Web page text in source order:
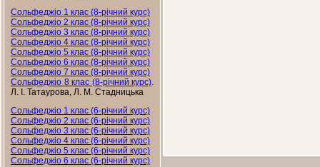
Сольфеджіо 1 клас (8-річний курс)
Сольфеджіо 2 клас (8-річний курс)
Сольфеджіо 3 клас (8-річний курс)
Сольфеджіо 4 клас (8-річний курс)
Сольфеджіо 5 клас (8-річний курс)
Сольфеджіо 6 клас (8-річний курс)
Сольфеджіо 7 клас (8-річний курс)
Сольфеджіо 8 клас (8-річний курс).
Л. І. Татаурова, Л. М. Стадницька
Сольфеджіо 1 клас (6-річний курс)
Сольфеджіо 2 клас (6-річний курс)
Сольфеджіо 3 клас (6-річний курс)
Сольфеджіо 4 клас (6-річний курс)
Сольфеджіо 5 клас (6-річний курс)
Сольфеджіо 6 клас (6-річний курс)